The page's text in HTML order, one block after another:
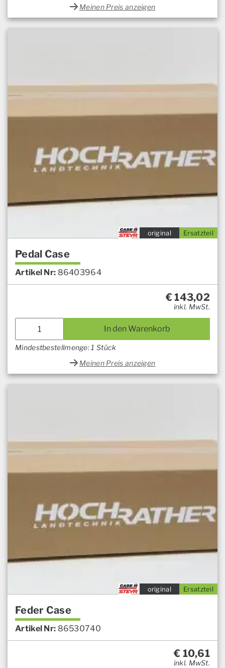
Meinen Preis anzeigen
Ersatzteil
original
Pedal Case
Artikel Nr: 86403964
€143,02
inkl. MwSt.
In den Warenkorb
Mindestbestellmenge: 1 Stück
Meinen Preis anzeigen
Ersatzteil
original
Feder Case
Artikel Nr: 86530740
€ 10,61
inkl. MwSt.